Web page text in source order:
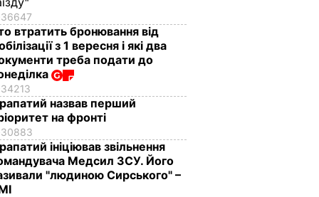
36647
втратить бронювання від
з 1 вересня і які два
треба подати до
34213
назвав перший
на фронті
30883
ініціював звільнення
Медсил ЗСУ. Його
"людиною Сирського" –